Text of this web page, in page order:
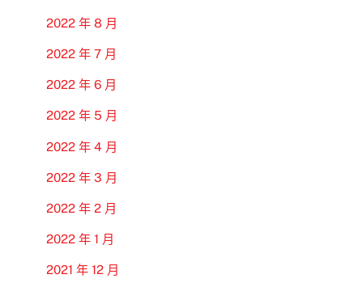
2022 年 8 月
2022 年 7 月
2022 年 6 月
2022 年 5 月
2022 年 4 月
2022 年 3 月
2022 年 2 月
2022 年 1 月
2021 年 12 月